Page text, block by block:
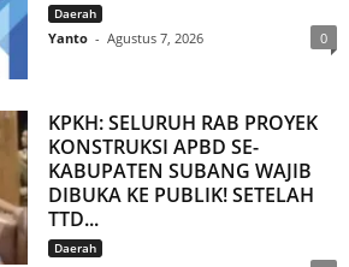
Daerah
Yanto - Agustus 7, 2026 0
KPKH: SELURUH RAB PROYEK
KONSTRUKSI APBD SE-
KABUPATEN SUBANG WAJIB
DIBUKA KE PUBLIK! SETELAH
TTD...
Daerah